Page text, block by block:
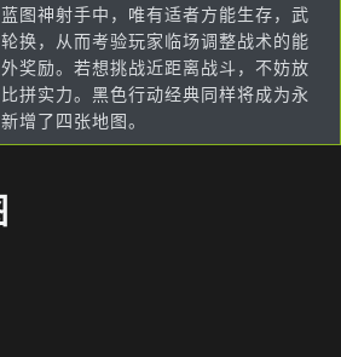
图神射手中，唯有适者方能生存，武
换，从而考验玩家临场调整战术的能
奖励。若想挑战近距离战斗，不妨放
拼实力。黑色行动经典同样将成为永
增了四张地图。